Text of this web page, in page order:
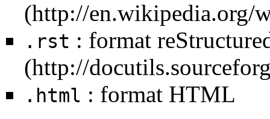
.rst : format
.html : format HTML